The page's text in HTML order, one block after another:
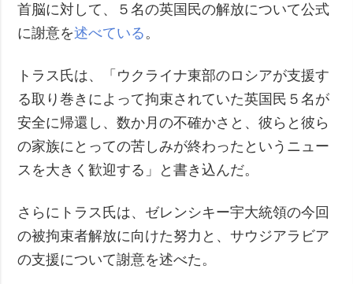
首脳に対して、５名の英国民の解放について公式
に謝意を述べている 。
トラス氏は、「ウクライナ東部のロシアが支援す
る取り巻きによって拘束されていた英国民５名が
安全に帰還し、数か月の不確かさと、彼らと彼ら
の家族にとっての苦しみが終わったというニュー
スを大きく歓迎する」と書き込んだ。
さらにトラス氏は、ゼレンシキー宇大統領の今回
の被拘束者解放に向けた努力と、サウジアラビア
の支援について謝意を述べた。